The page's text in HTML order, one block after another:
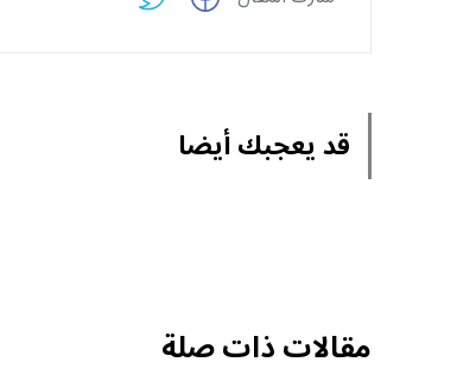
قد يعجبك أيضا
مقالات ذات صلة